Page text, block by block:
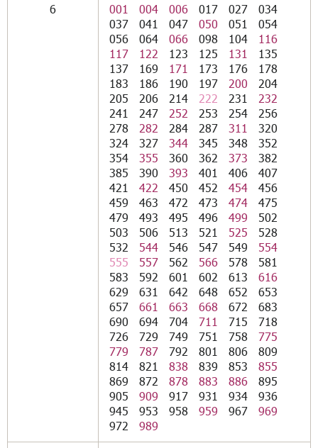
6 001 004 006 017 027
034
037
041 047 050 051
054
056
064 066 098 104
116
117
122 123 125 131
135
137
169 171 173 176
178
183
186 190 197 200
204
205
206 214 222 231
232
241
247 252 253 254
256
278
282 284 287 311
320
324
327 344 345 348
352
354
355 360 362 373
382
385
390 393 401 406
407
421
422 450 452 454
456
459
463 472 473 474
475
479
493 495 496 499
502
503
506 513 521 525
528
532
544 546 547 549
554
555
557 562 566 578
581
583
592 601 602 613
616
629
631 642 648 652
653
657
661 663 668 672
683
690
694 704 711 715
718
726
729 749 751 758
775
779
787 792 801 806
809
814
821 838 839 853
855
869
872 878 883 886
895
905
909 917 931 934
936
945
953 958 959 967
969
972
989